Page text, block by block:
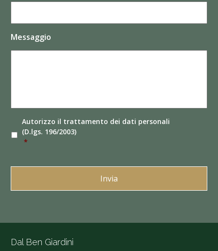
Messaggio
Autorizzo il trattamento dei dati personali
(D.lgs. 196/2003)
*
Dal Ben Giardini